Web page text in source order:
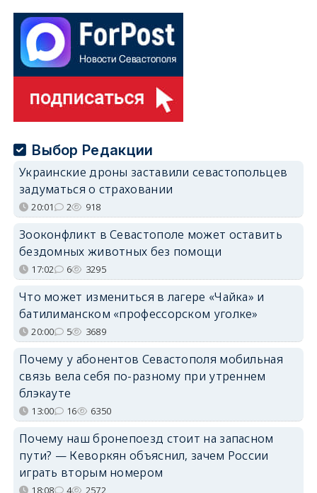
Выбор Редакции
Украинские дроны заставили севастопольцев
задуматься о страховании
20:01 2 918
Зооконфликт в Севастополе может оставить
бездомных животных без помощи
17:02 6 3295
Что может измениться в лагере «Чайка» и
батилиманском «профессорском уголке»
20:00 5 3689
Почему у абонентов Севастополя мобильная
связь вела себя по-разному при утреннем
блэкауте
13:00 16 6350
Почему наш бронепоезд стоит на запасном
пути? — Кеворкян объяснил, зачем России
играть вторым номером
18:08 4 2572